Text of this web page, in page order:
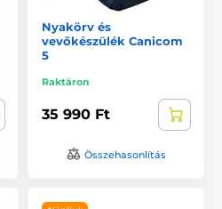
Nyakörv és
vevőkészülék Canicom
5
Raktáron
35 990 Ft
Összehasonlítás